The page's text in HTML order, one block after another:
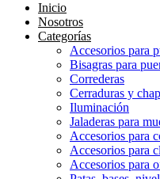
Inicio
Nosotros
Categorías
Accesorios para
Bisagras para
Correderas
Cerraduras y
Iluminación
Jaladeras para
Accesorios para
Accesorios para
Accesorios para